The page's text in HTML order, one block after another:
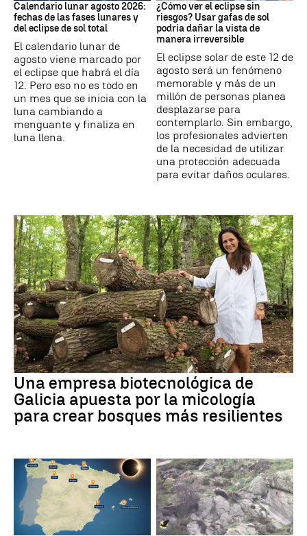
Calendario lunar agosto 2026:
fechas de las fases lunares y
del eclipse de sol total
El calendario lunar de
agosto viene marcado por
el eclipse que habrá el día
12. Pero eso no es todo en
un mes que se inicia con la
luna cambiando a
menguante y finaliza en
luna llena.
¿Cómo ver el eclipse sin
riesgos? Usar gafas de sol
podría dañar la vista de
manera irreversible
El eclipse solar de este 12 de
agosto será un fenómeno
memorable y más de un
millón de personas planea
desplazarse para
contemplarlo. Sin embargo,
los profesionales advierten
de la necesidad de utilizar
una protección adecuada
para evitar daños oculares.
Una empresa biotecnológica de
Galicia apuesta por la micología
para crear bosques más resilientes